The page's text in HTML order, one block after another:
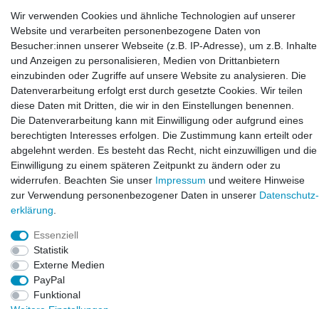
Kontakt
LAXARA:
Zeppelinstraße 4, 89604 Allmendingen, Deutschland
E-mail:
info@laxara.de
E-mail:
info@bluewater-armaturen.de
Öffnungszeiten:
Mo - Fr 10:00 - 12:00 Uhr
Mo - Fr 13:00 - 15:00 Uhr
Wir verwenden Cookies und ähnliche Technologien auf unserer
Website und verarbeiten personenbezogene Daten von
Besucher:innen unserer Webseite (z.B. IP-Adresse), um z.B. Inhalte
und Anzeigen zu personalisieren, Medien von Drittanbietern
einzubinden oder Zugriffe auf unsere Website zu analysieren. Die
Datenverarbeitung erfolgt erst durch gesetzte Cookies. Wir teilen
diese Daten mit Dritten, die wir in den Einstellungen benennen.
Die Datenverarbeitung kann mit Einwilligung oder aufgrund eines
berechtigten Interesses erfolgen. Die Zustimmung kann erteilt oder
abgelehnt werden. Es besteht das Recht, nicht einzuwilligen und die
Einwilligung zu einem späteren Zeitpunkt zu ändern oder zu
widerrufen. Beachten Sie unser Impressum und weitere Hinweise
zur Verwendung personenbezogener Daten in unserer Daten­schutz­
erklärung
Essenziell
Statistik
Externe Medien
PayPal
Funktional